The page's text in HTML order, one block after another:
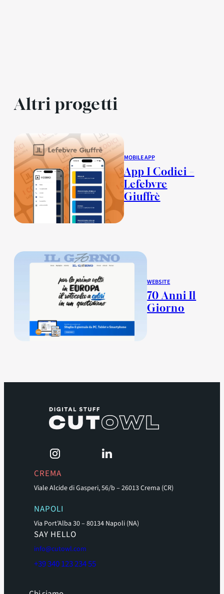
Altri progetti
MOBILE APP
App I Codici –
Lefebvre
Giuffrè
WEBSITE
70 Anni Il
Giorno
CREMA
Viale Alcide di Gasperi, 56/b – 26013 Crema (CR)
NAPOLI
Via Port’Alba 30 – 80134 Napoli (NA)
SAY HELLO
info@cutowl.com
+39 340 123 234 55